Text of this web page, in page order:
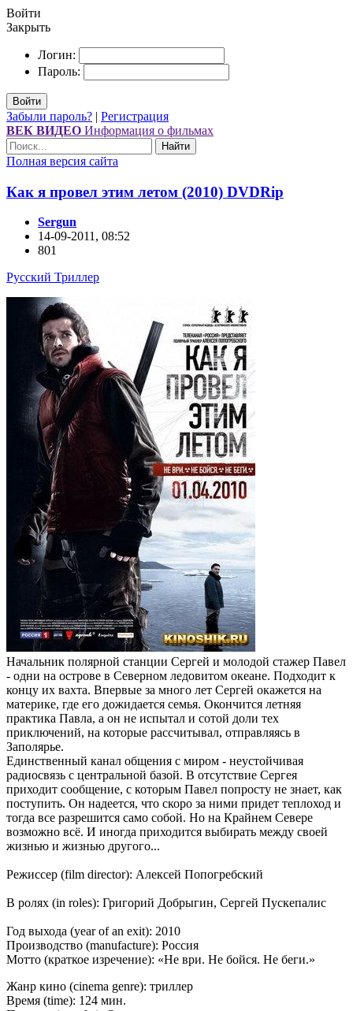
Войти
Закрыть
Логин:
Пароль:
Войти
Забыли пароль? | Регистрация
ВЕК ВИДЕО Информация о фильмах
Найти
Полная версия сайта
Как я провел этим летом (2010) DVDRір
Sergun
14-09-2011, 08:52
801
Русский Триллер
Начальник полярной станции Сергей и молодой стажер Павел
- одни на острове в Северном ледовитом океане. Подходит к
концу их вахта. Впервые за много лет Сергей окажется на
материке, где его дожидается семья. Окончится летняя
практика Павла, а он не испытал и сотой доли тех
приключений, на которые рассчитывал, отправляясь в
Заполярье.
Единственный канал общения с миром - неустойчивая
радиосвязь с центральной базой. В отсутствие Сергея
приходит сообщение, с которым Павел попросту не знает, как
поступить. Он надеется, что скоро за ними придет теплоход и
тогда все разрешится само собой. Но на Крайнем Севере
возможно всё. И иногда приходится выбирать между своей
жизнью и жизнью другого...
Режиссер (film director): Алексей Попогребский
В ролях (in roles): Григорий Добрыгин, Сергей Пускепалис
Год выхода (year of an exit): 2010
Производство (manufacture): Россия
Мотто (краткое изречение): «Не ври. Не бойся. Не беги.»
Жанр кино (cinema genre): триллер
Время (time): 124 мин.